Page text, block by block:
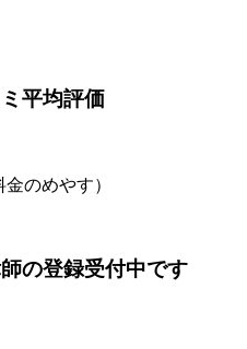
平均評価
のめやす）
の登録受付中です